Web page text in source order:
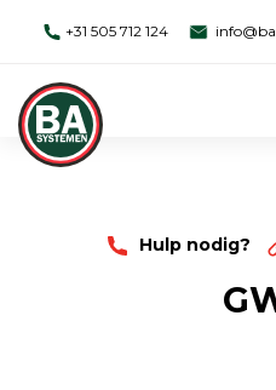
+31 505 712 124
Hulp nodig?